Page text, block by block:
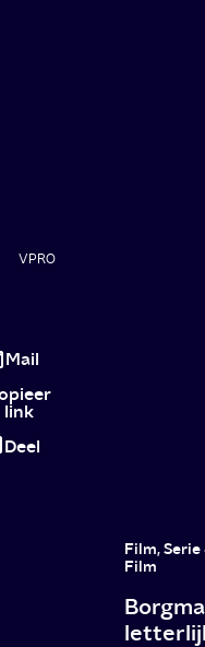
VPRO
utopie
van
Sunny
Bergman
Mail
link
Deel
Film,
Film